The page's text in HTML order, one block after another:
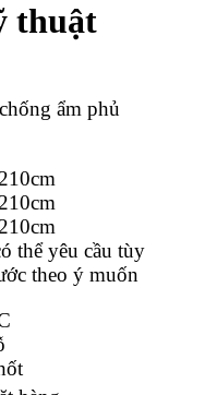
thuật
ẩm phủ
thể yêu cầu tùy
theo ý muốn